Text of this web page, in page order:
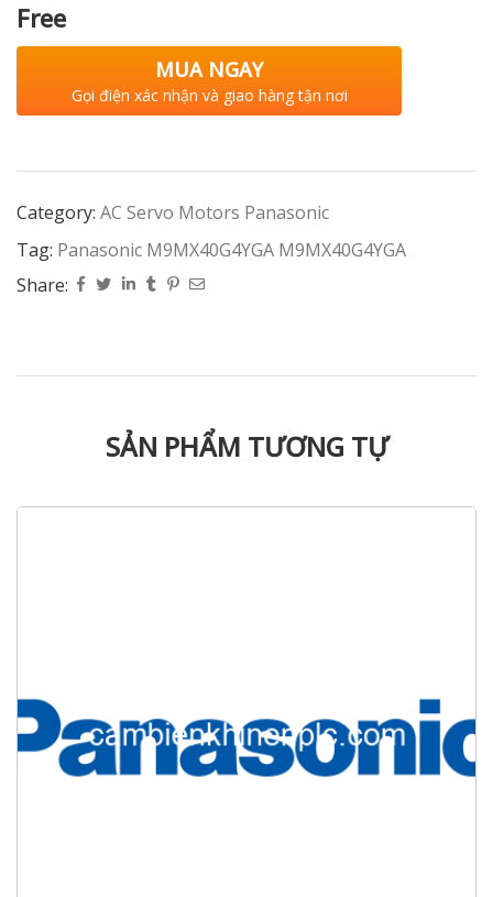
Free
MUA NGAY
Gọi điện xác nhận và giao hàng tận nơi
Category: AC Servo Motors Panasonic
Tag: Panasonic M9MX40G4YGA M9MX40G4YGA
Share:
SẢN PHẨM TƯƠNG TỰ